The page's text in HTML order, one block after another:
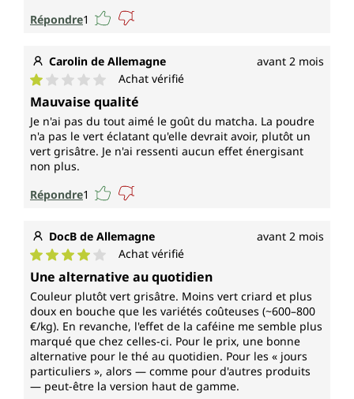
Répondre1
Carolin de Allemagne avant 2 mois
Note moyenne de 1 sur 5 étoiles
Achat vérifié
Mauvaise qualité
Je n'ai pas du tout aimé le goût du matcha. La poudre
n'a pas le vert éclatant qu'elle devrait avoir, plutôt un
vert grisâtre. Je n'ai ressenti aucun effet énergisant
non plus.
Répondre1
DocB de Allemagne avant 2 mois
Note moyenne de 4 sur 5 étoiles
Achat vérifié
Une alternative au quotidien
Couleur plutôt vert grisâtre. Moins vert criard et plus
doux en bouche que les variétés coûteuses (~600–800
€/kg). En revanche, l'effet de la caféine me semble plus
marqué que chez celles-ci. Pour le prix, une bonne
alternative pour le thé au quotidien. Pour les « jours
particuliers », alors — comme pour d'autres produits
— peut-être la version haut de gamme.